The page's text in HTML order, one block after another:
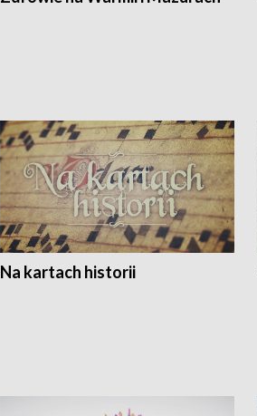
Na kartach historii